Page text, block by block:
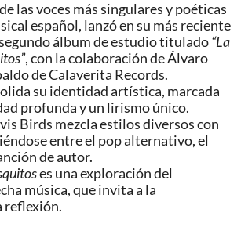
las voces más singulares y poéticas
español, lanzó en su más reciente
álbum de estudio titulado“La
, con la colaboración de Álvaro
de Calaverita Records.
su identidad artística, marcada
profunda y un lirismo único.
Birds mezcla estilos diversos con
entre el pop alternativo, el
de autor.
es una exploración del
música, que invita a la
reflexión.